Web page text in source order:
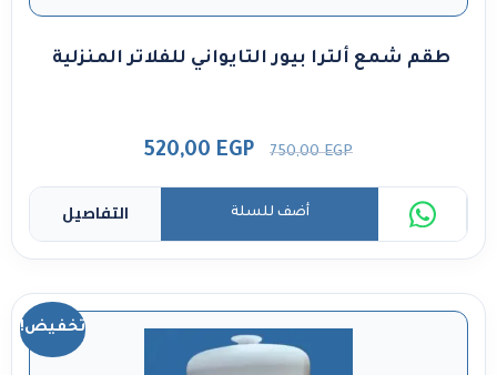
طقم شمع ألترا بيور التايواني للفلاتر المنزلية
750,00EGP
520,00 EGP
التفاصيل أضف للسلة
تخفيض!